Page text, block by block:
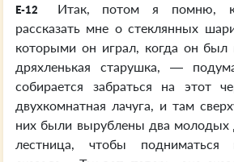
E-12
Итак, потом я помню,
рассказать мне о стеклянных
которыми он играл, когда он был
дряхленькая старушка, —
собирается забраться на этот
двухкомнатная лачуга, и там
них были вырублены два молодых
лестница, чтобы подниматься